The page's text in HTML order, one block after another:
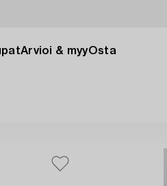
Arvioi & myyOsta